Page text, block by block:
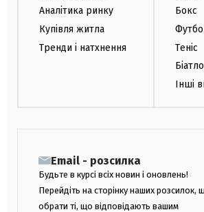
Аналітика ринку
Купівля житла
Тренди і натхнення
Бокс
Теніс
Інші
Email - розсилка
Будьте в курсі всіх новин і оновлень!
Перейдіть на сторінку наших розсилок,
обрати ті, що відповідають вашим